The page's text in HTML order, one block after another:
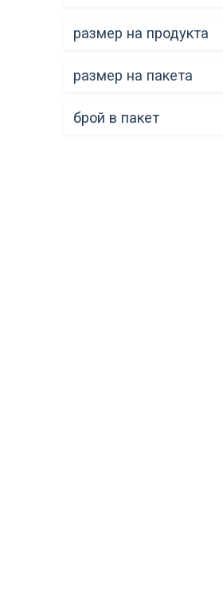
размер на продукта
размер на пакета
брой в пакет